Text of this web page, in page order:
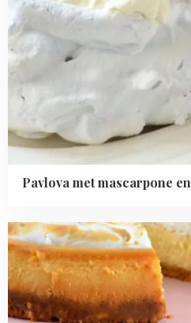
Pavlova met mascarpone
Read
more
about
Cheesecake
bewaren